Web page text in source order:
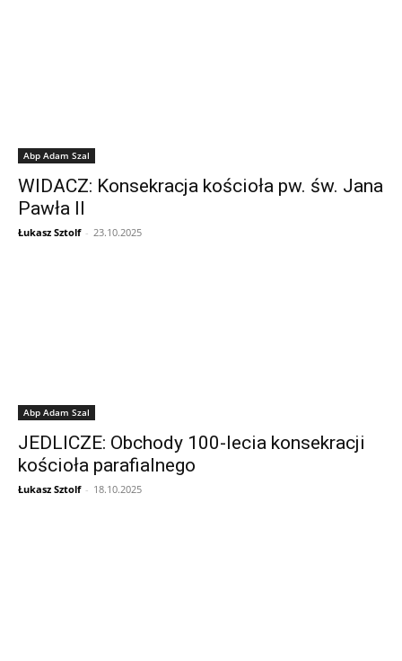
Abp Adam Szal
WIDACZ: Konsekracja kościoła pw. św. Jana
Pawła II
Łukasz Sztolf - 23.10.2025
Abp Adam Szal
JEDLICZE: Obchody 100-lecia konsekracji
kościoła parafialnego
Łukasz Sztolf - 18.10.2025